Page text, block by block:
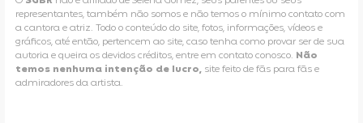
representantes, também não somos e não temos o mínimo contato com
a cantora e atriz. Todo o conteúdo do site, fotos, informações, vídeos e
gráficos, até então, pertencem ao site, caso tenha como provar ser de sua
autoria e queira os devidos créditos, entre em contato conosco. Não
temos nenhuma intenção de lucro, site feito de fãs para fãs e
admiradores da artista.